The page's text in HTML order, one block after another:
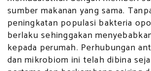
sumber makanan yang sama.
peningkatan populasi bakteria
berlaku sehinggakan
kepada perumah. Perhubungan
dan mikrobiom ini telah dibina